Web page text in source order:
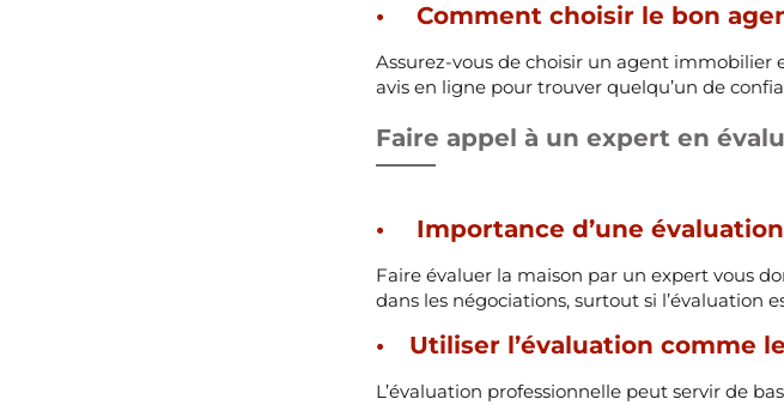
Comment choisir le bon
Assurez-vous de choisir un agent immobilier
avis en ligne pour trouver quelqu’un de
Faire appel à un expert en
Importance d’une
Faire évaluer la maison par un expert vous
dans les négociations, surtout si l’évaluation
Utiliser l’évaluation comme
L’évaluation professionnelle peut servir de